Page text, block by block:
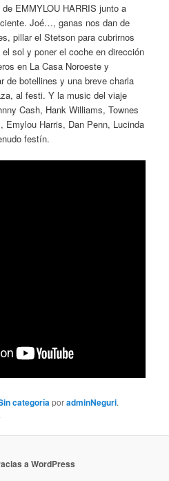
EMMYLOU HARRIS junto a
Joé…, ganas nos dan de
pillar el Stetson para cubrirnos
sol y poner el coche en dirección
en La Casa Noroeste y
de botellines y una breve charla
al festi. Y la music del viaje
Cash, Hank Williams, Townes
Emylou Harris, Dan Penn, Lucinda
festín.
categoríaporadminNeguri.
a WordPress